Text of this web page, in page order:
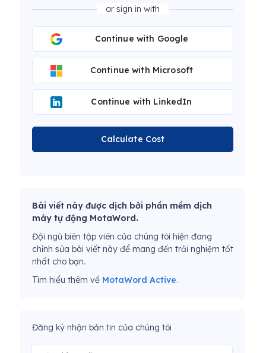
or sign in with
Continue with Google
Continue with Microsoft
Continue with LinkedIn
Calculate Cost
Bài viết này được dịch bởi phần mềm dịch
máy tự động MotaWord.
Đội ngũ biên tập viên của chúng tôi hiện đang
chỉnh sửa bài viết này để mang đến trải nghiệm tốt
nhất cho bạn.
Tìm hiểu thêm về MotaWord Active.
Đăng ký nhận bản tin của chúng tôi